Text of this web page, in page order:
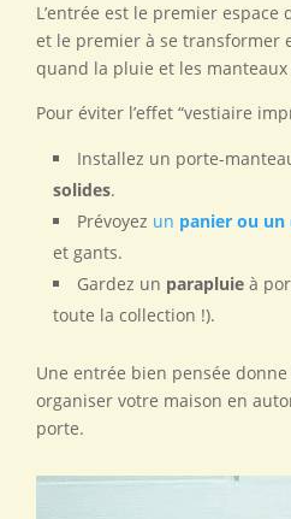
L’entrée est le premier
et le premier à se transformer
quand la pluie et les
Pour éviter l’effet “vestiaire
Installez un porte-
solides.
Prévoyez un panier ou un
et gants.
Gardez un parapluie à
toute la collection !).
Une entrée bien pensée
organiser votre maison en
porte.